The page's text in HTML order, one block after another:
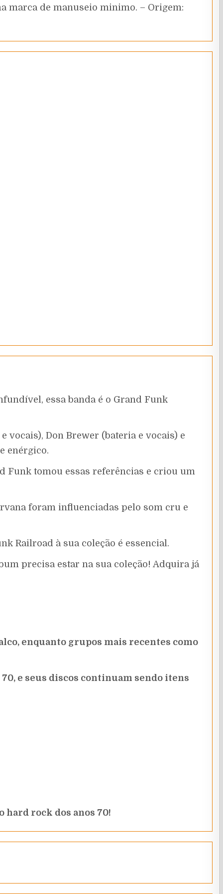
marca de manuseio minimo. – Origem:
essa banda é o Grand Funk
Don Brewer (bateria e vocais) e
enérgico.
Funk tomou essas referências e criou um
foram influenciadas pelo som cru e
Railroad à sua coleção é essencial.
precisa estar na sua coleção! Adquira já
enquanto grupos mais recentes como
e seus discos continuam sendo itens
hard rock dos anos 70!